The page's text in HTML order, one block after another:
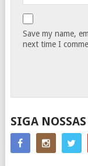
Save my name,
next time I
SIGA